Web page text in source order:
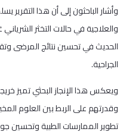
وأشار الباحثون إلى أن هذا التقرير
والعلاجية في حالات التخثر
الحديث في تحسين نتائج المرضى
الجراحية.
ويعكس هذا الإنجاز البحثي تميز
وقدرتهم على الربط بين العلوم
تطوير الممارسات الطبية وتحسين